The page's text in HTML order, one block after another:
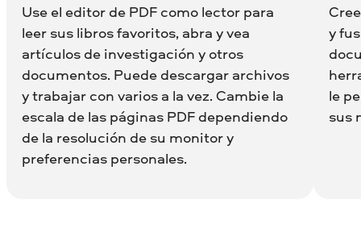
Use el editor de PDF como lector para
leer sus libros favoritos, abra y vea
artículos de investigación y otros
documentos. Puede descargar archivos
y trabajar con varios a la vez. Cambie la
escala de las páginas PDF dependiendo
de la resolución de su monitor y
preferencias personales.
y
le
sus